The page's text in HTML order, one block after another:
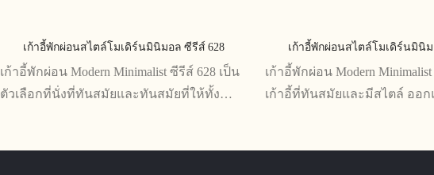
เก้าอี้พักผ่อนสไตล์โมเดิร์นมินิมอล ซีรีส์ 628
เก้าอี้พักผ่อน Modern Minimalist ซีรีส์ 628 เป็น
ตัวเลือกที่นั่งที่ทันสมัยและทันสมัยที่ให้ทั้ง
เก้าอี้พักผ่อนสไตล์โมเดิร์นมินิ
เก้าอี้พักผ่อน Modern
เก้าอี้ที่ทันสมัยและมีสไตล์ ออก